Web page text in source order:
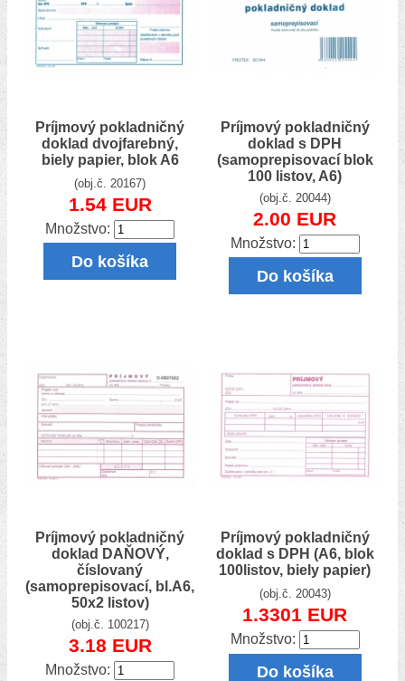
Príjmový pokladničný
doklad dvojfarebný,
biely papier, blok A6
(obj.č. 20167)
1.54 EUR
Množstvo:
Do košíka
Príjmový pokladničný
doklad s DPH
(samoprepisovací blok
100 listov, A6)
(obj.č. 20044)
2.00 EUR
Množstvo:
Do košíka
Príjmový pokladničný
doklad DAŇOVÝ,
číslovaný
(samoprepisovací, bl.A6,
50x2 listov)
(obj.č. 100217)
3.18 EUR
Množstvo:
Príjmový pokladničný
doklad s DPH (A6, blok
100listov, biely papier)
(obj.č. 20043)
1.3301 EUR
Množstvo:
Do košíka